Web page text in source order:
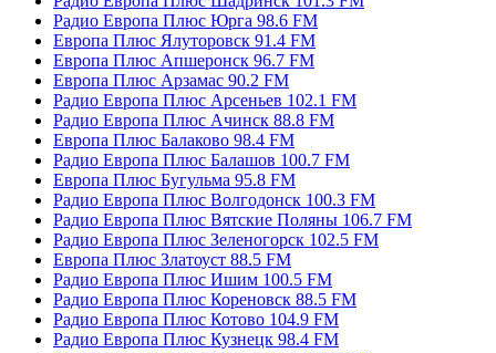
Радио Европа Плюс Юрга 98.6 FM
Европа Плюс Ялуторовск 91.4 FM
Европа Плюс Апшеронск 96.7 FM
Европа Плюс Арзамас 90.2 FM
Радио Европа Плюс Арсеньев 102.1 FM
Радио Европа Плюс Ачинск 88.8 FM
Европа Плюс Балаково 98.4 FM
Радио Европа Плюс Балашов 100.7 FM
Европа Плюс Бугульма 95.8 FM
Радио Европа Плюс Волгодонск 100.3 FM
Радио Европа Плюс Вятские Поляны 106.7 FM
Радио Европа Плюс Зеленогорск 102.5 FM
Европа Плюс Златоуст 88.5 FM
Радио Европа Плюс Ишим 100.5 FM
Радио Европа Плюс Кореновск 88.5 FM
Радио Европа Плюс Котово 104.9 FM
Радио Европа Плюс Кузнецк 98.4 FM